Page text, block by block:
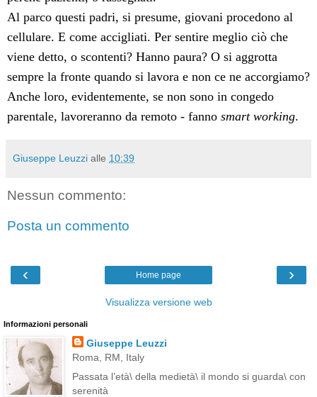
Al parco questi padri, si presume, giovani procedono al
cellulare. E come accigliati. Per sentire meglio ciò che
viene detto, o scontenti? Hanno paura? O si aggrotta
sempre la fronte quando si lavora e non ce ne accorgiamo?
Anche loro, evidentemente, se non sono in congedo
parentale, lavoreranno da remoto - fanno smart working.
Giuseppe Leuzzi alle 10:39
Nessun commento:
Posta un commento
‹ ›
Home page
Visualizza versione web
Informazioni personali
Giuseppe Leuzzi
Roma, RM, Italy
Passata l’età\ della medietà\ il mondo si guarda\ con
serenità